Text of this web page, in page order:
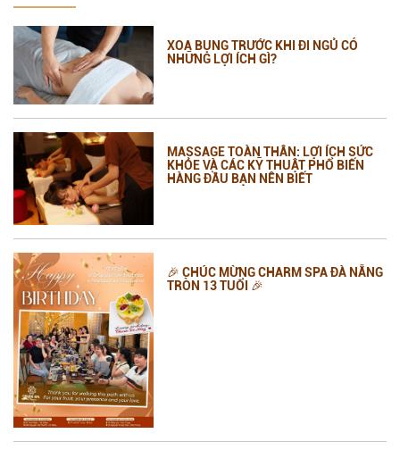
XOA BỤNG TRƯỚC KHI ĐI NGỦ CÓ
NHỮNG LỢI ÍCH GÌ?
MASSAGE TOÀN THÂN: LỢI ÍCH SỨC
KHỎE VÀ CÁC KỸ THUẬT PHỔ BIẾN
HÀNG ĐẦU BẠN NÊN BIẾT
🎉 CHÚC MỪNG CHARM SPA ĐÀ NẴNG
TRÒN 13 TUỔI 🎉